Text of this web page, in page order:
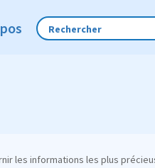
les informations les plus